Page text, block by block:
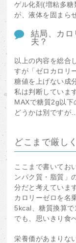
ゲル化剤(増粘多
が、液体を固まら
結局、カ
夫？
以上の内容を総合
すが「ゼロカロリ
糖値を上げない成
私は判断しています
MAXで糖質2g以
どうかは別ですが…
どこまで厳し
ここまで書いてお
ンパク質・脂質」
分だと考えています
カロリーゼロを名
5kcal、糖質換算
でも、思いきり食
栄養価があまりな